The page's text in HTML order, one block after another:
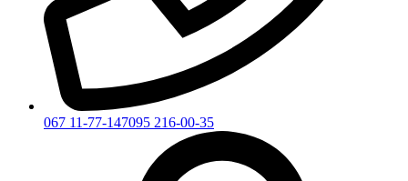
067 11-77-147095 216-00-35